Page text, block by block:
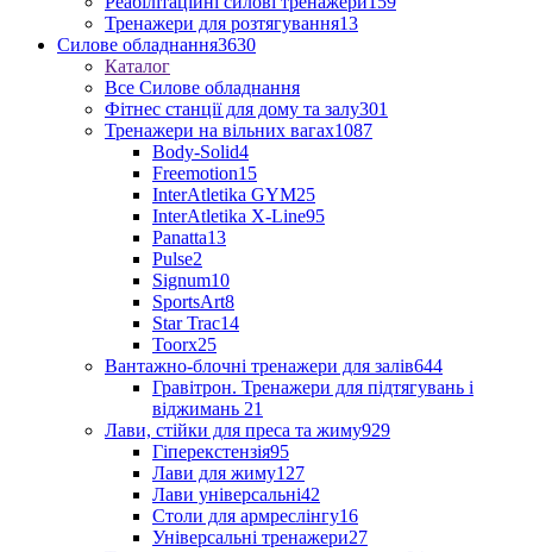
Тренажери для розтягування13
Силове обладнання3630
Каталог
Все Силове обладнання
Фітнес станції для дому та залу301
Тренажери на вільних вагах1087
Body-Solid4
Freemotion15
InterAtletika GYM25
InterAtletika X-Line95
Panatta13
Pulse2
Signum10
SportsArt8
Star Trac14
Toorx25
Вантажно-блочні тренажери для залів644
Гравітрон. Тренажери для підтягувань і
віджимань 21
Лави, стійки для преса та жиму929
Гіперекстензія95
Лави для жиму127
Лави універсальні42
Столи для армреслінгу16
Універсальні тренажери27